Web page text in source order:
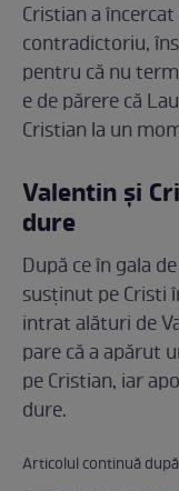
Cristian a
contradictoriu,
pentru că nu
e de părere că
Cristian la un
Valentin și
dure
După ce în gala
susținut pe Cristi
intrat alături de
pare că a apărut
pe Cristian, iar
dure.
Articolul continuă